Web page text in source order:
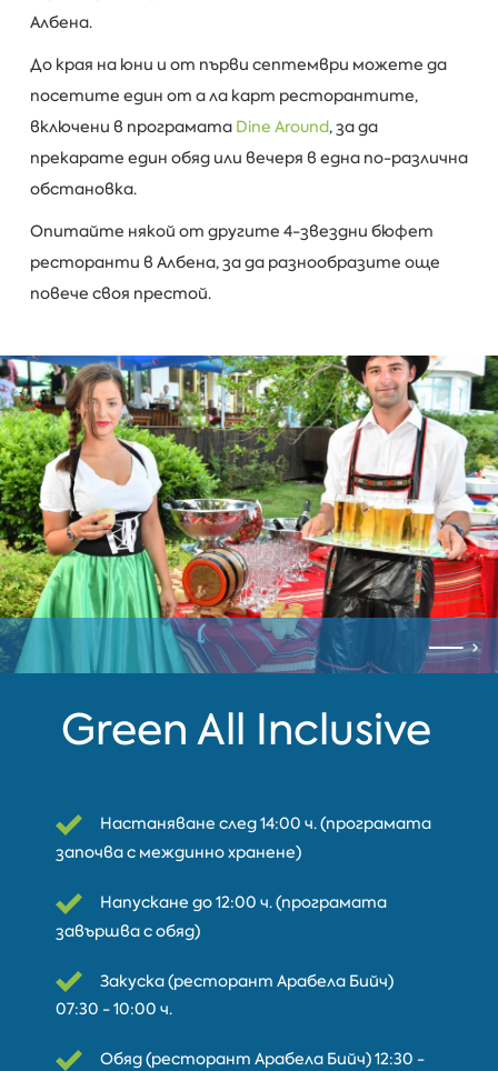
Албена.
До края на юни и от първи септември можете да
посетите един от а ла карт ресторантите,
включени в програмата Dine Around, за да
прекарате един обяд или вечеря в една по-различна
обстановка.
Опитайте някой от другите 4-звездни бюфет
ресторанти в Албена, за да разнообразите още
повече своя престой.
Green All Inclusive
Настаняване след 14:00 ч. (програмата
започва с междинно хранене)
Напускане до 12:00 ч. (програмата
завършва с обяд)
Закуска (ресторант Арабела Бийч)
07:30 - 10:00 ч.
Обяд (ресторант Арабела Бийч) 12:30 -